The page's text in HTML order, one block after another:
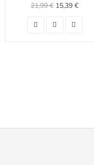
21,99 € 15,39 €